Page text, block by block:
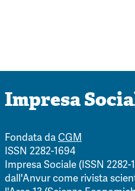
Impresa
Fondata daCGM
ISSN 2282-1694
Impresa Sociale (ISSN
dall'Anvur come rivista